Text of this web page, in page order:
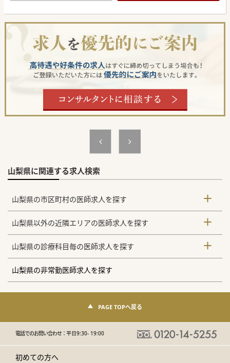
山梨県に関連する求人検索
山梨県の市区町村の医師求人を探す
山梨県以外の近隣エリアの医師求人を探す
山梨県の診療科目毎の医師求人を探す
山梨県の非常勤医師求人を探す
PAGE TOPへ戻る
電話でのお問い合わせ：平日9:30- 19:00
初めての方へ